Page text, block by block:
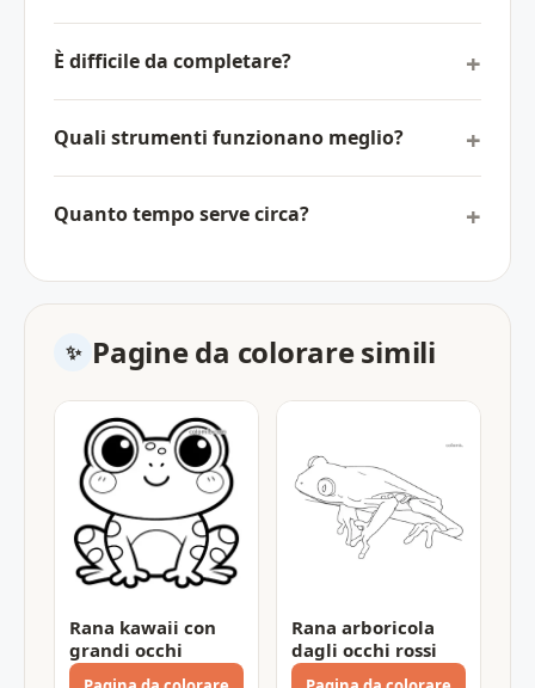
È difficile da completare?
Quali strumenti funzionano meglio?
Quanto tempo serve circa?
Pagine da colorare simili
Rana kawaii con
grandi occhi
Rana arboricola
dagli occhi rossi